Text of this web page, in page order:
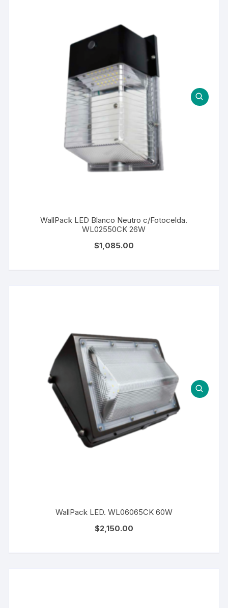
WallPack LED Blanco Neutro c/Fotocelda.
WL02550CK 26W
$1,085.00
WallPack LED. WL06065CK 60W
$2,150.00